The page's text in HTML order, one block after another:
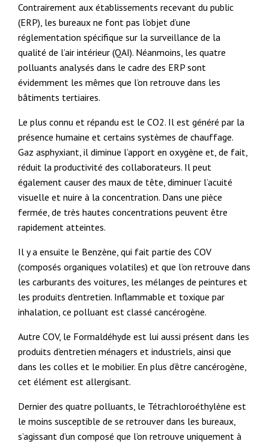
Contrairement aux établissements recevant du public
(ERP), les bureaux ne font pas l’objet d’une
réglementation spécifique sur la surveillance de la
qualité de l’air intérieur (QAI). Néanmoins, les quatre
polluants analysés dans le cadre des ERP sont
évidemment les mêmes que l’on retrouve dans les
bâtiments tertiaires.
Le plus connu et répandu est le CO2. Il est généré par la
présence humaine et certains systèmes de chauffage.
Gaz asphyxiant, il diminue l’apport en oxygène et, de fait,
réduit la productivité des collaborateurs. Il peut
également causer des maux de tête, diminuer l’acuité
visuelle et nuire à la concentration. Dans une pièce
fermée, de très hautes concentrations peuvent être
rapidement atteintes.
Il y a ensuite le Benzène, qui fait partie des COV
(composés organiques volatiles) et que l’on retrouve dans
les carburants des voitures, les mélanges de peintures et
les produits d’entretien. Inflammable et toxique par
inhalation, ce polluant est classé cancérogène.
Autre COV, le Formaldéhyde est lui aussi présent dans les
produits d’entretien ménagers et industriels, ainsi que
dans les colles et le mobilier. En plus d’être cancérogène,
cet élément est allergisant.
Dernier des quatre polluants, le Tétrachloroéthylène est
le moins susceptible de se retrouver dans les bureaux,
s’agissant d’un composé que l’on retrouve uniquement à